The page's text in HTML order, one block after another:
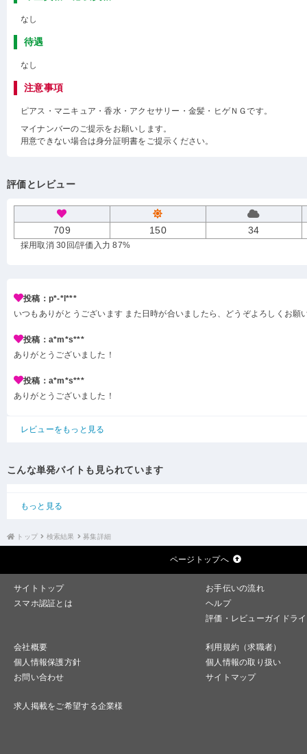
なし
待遇
なし
注意事項
ピアス・マニキュア・香水・アクセサリー・金髪・ヒゲＮＧです。
マイナンバーのご提示をお願いします。
用意できない場合は身分証明書をご提示ください。
評価とレビュー
709 150 34
採用取消 30回/評価入力 87%
投稿：p*-*l***
いつもありがとうございます また日時が合いましたら、どうぞよろしくお願
投稿：a*m*s***
ありがとうございました！
投稿：a*m*s***
ありがとうございました！
レビューをもっと見る
こんな単発バイトも見られています
もっと見る
トップ 検索結果 募集詳細
ページトップへ
サイトトップ
お手伝いの流れ
スマホ認証とは
ヘルプ
評価・レビューガイドラ
会社概要
利用規約（求職者）
個人情報保護方針
個人情報の取り扱い
お問い合わせ
サイトマップ
求人掲載をご希望する企業様